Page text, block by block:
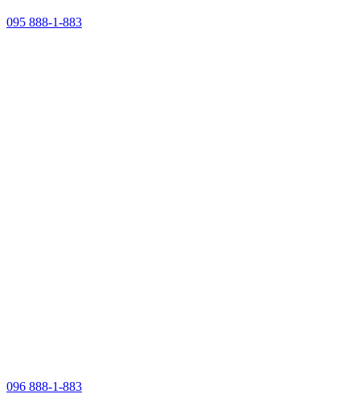
095 888-1-883
096 888-1-883